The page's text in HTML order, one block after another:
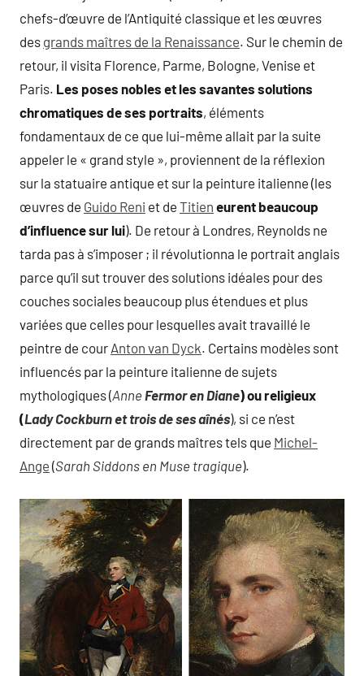
chefs-d’œuvre de l’Antiquité classique et les œuvres
des grands maîtres de la Renaissance. Sur le chemin de
retour, il visita Florence, Parme, Bologne, Venise et
Paris. Les poses nobles et les savantes solutions
chromatiques de ses portraits, éléments
fondamentaux de ce que lui-même allait par la suite
appeler le « grand style », proviennent de la réflexion
sur la statuaire antique et sur la peinture italienne (les
œuvres de Guido Reni et de Titien eurent beaucoup
d’influence sur lui). De retour à Londres, Reynolds ne
tarda pas à s’imposer ; il révolutionna le portrait anglais
parce qu’il sut trouver des solutions idéales pour des
couches sociales beaucoup plus étendues et plus
variées que celles pour lesquelles avait travaillé le
peintre de cour Anton van Dyck. Certains modèles sont
influencés par la peinture italienne de sujets
mythologiques (Anne Fermor en Diane) ou religieux
(Lady Cockburn et trois de ses aînés), si ce n’est
directement par de grands maîtres tels que Michel-
Ange (Sarah Siddons en Muse tragique).